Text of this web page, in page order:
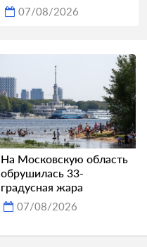
07/08/2026
На Московскую область
обрушилась 33-
градусная жара
07/08/2026